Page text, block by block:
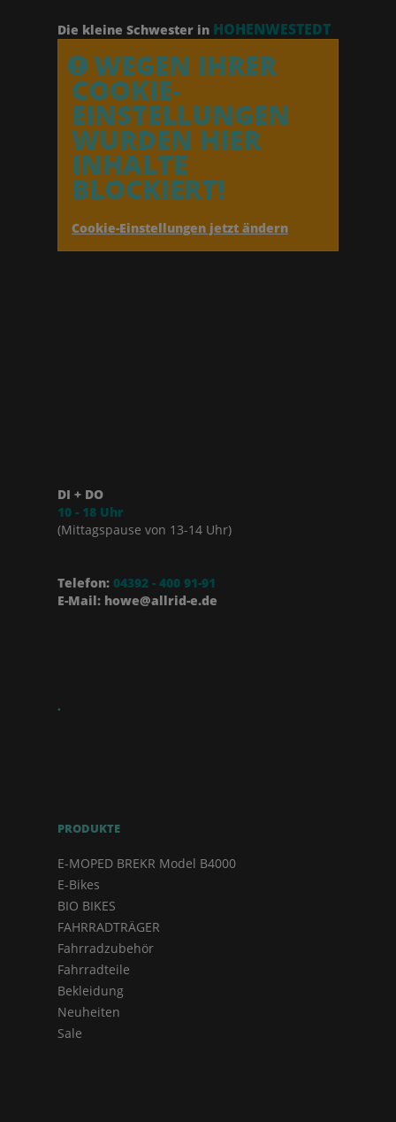
Die kleine Schwester in HOHENWESTEDT
WEGEN IHRER
COOKIE-
EINSTELLUNGEN
WURDEN HIER
INHALTE
BLOCKIERT!
Cookie-Einstellungen jetzt ändern
DI + DO
10 - 18 Uhr
(Mittagspause von 13-14 Uhr)
Telefon: 04392 - 400 91-91
E-Mail: howe@allrid-e.de
.
PRODUKTE
E-MOPED BREKR Model B4000
E-Bikes
BIO BIKES
FAHRRADTRÄGER
Fahrradzubehör
Fahrradteile
Bekleidung
Neuheiten
Sale